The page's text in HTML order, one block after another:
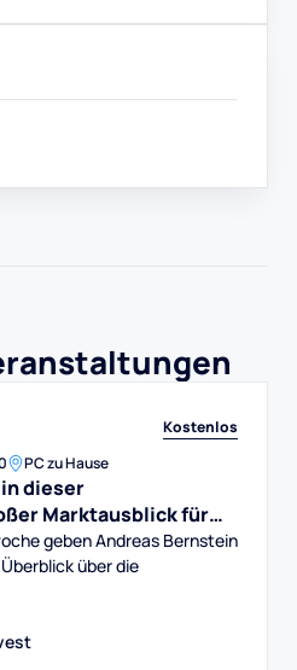
Kostenlos
PC zu Hause
dieser
Marktausblick für
Aktiengeben Andreas Bernstein
über die